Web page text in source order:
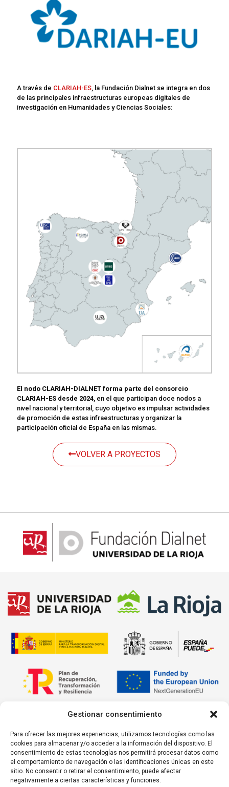
Gestionar consentimiento
Para ofrecer las mejores experiencias, utilizamos tecnologías como las
cookies para almacenar y/o acceder a la información del dispositivo. El
consentimiento de estas tecnologías nos permitirá procesar datos como
el comportamiento de navegación o las identificaciones únicas en este
sitio. No consentir o retirar el consentimiento, puede afectar
negativamente a ciertas características y funciones.
A través de CLARIAH-ES, la Fundación Dialnet se integra en dos
de las principales infraestructuras europeas digitales de
investigación en Humanidades y Ciencias Sociales:
El nodo CLARIAH-DIALNET forma parte del consorcio
CLARIAH-ES desde 2024, en el que participan doce nodos a
nivel nacional y territorial, cuyo objetivo es impulsar actividades
de promoción de estas infraestructuras y organizar la
participación oficial de España en las mismas.
VOLVER A PROYECTOS